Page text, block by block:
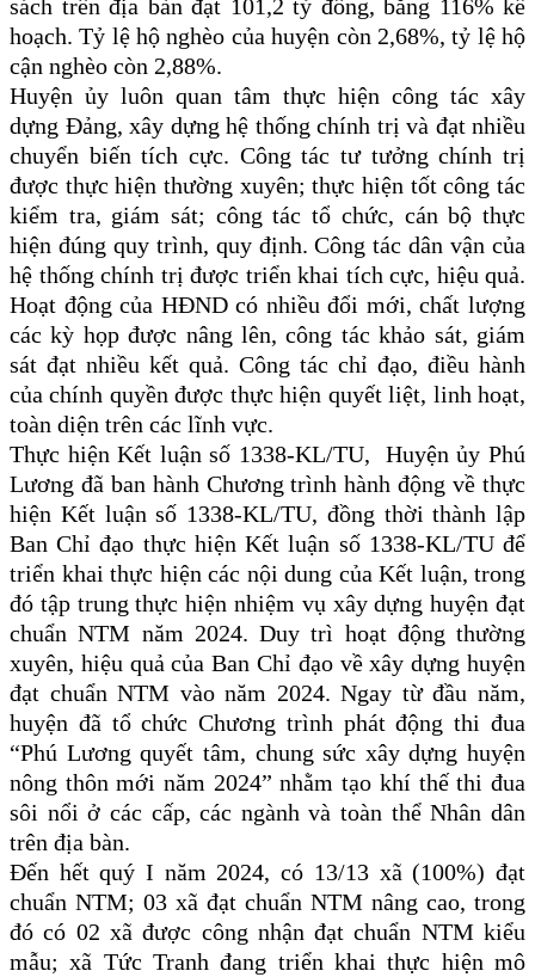
sách trên địa bàn đạt 101,2 tỷ đồng, bằng 116% kế
hoạch. Tỷ lệ hộ nghèo của huyện còn 2,68%, tỷ lệ hộ
cận nghèo còn 2,88%.
Huyện ủy luôn quan tâm thực hiện công tác xây
dựng Đảng, xây dựng hệ thống chính trị và đạt nhiều
chuyển biến tích cực. Công tác tư tưởng chính trị
được thực hiện thường xuyên; thực hiện tốt công tác
kiểm tra, giám sát; công tác tổ chức, cán bộ thực
hiện đúng quy trình, quy định. Công tác dân vận của
hệ thống chính trị được triển khai tích cực, hiệu quả.
Hoạt động của HĐND có nhiều đổi mới, chất lượng
các kỳ họp được nâng lên, công tác khảo sát, giám
sát đạt nhiều kết quả. Công tác chỉ đạo, điều hành
của chính quyền được thực hiện quyết liệt, linh hoạt,
toàn diện trên các lĩnh vực.
Thực hiện Kết luận số 1338-KL/TU, Huyện ủy Phú
Lương đã ban hành Chương trình hành động về thực
hiện Kết luận số 1338-KL/TU, đồng thời thành lập
Ban Chỉ đạo thực hiện Kết luận số 1338-KL/TU để
triển khai thực hiện các nội dung của Kết luận, trong
đó tập trung thực hiện nhiệm vụ xây dựng huyện đạt
chuẩn NTM năm 2024. Duy trì hoạt động thường
xuyên, hiệu quả của Ban Chỉ đạo về xây dựng huyện
đạt chuẩn NTM vào năm 2024. Ngay từ đầu năm,
huyện đã tổ chức Chương trình phát động thi đua
“Phú Lương quyết tâm, chung sức xây dựng huyện
nông thôn mới năm 2024” nhằm tạo khí thế thi đua
sôi nổi ở các cấp, các ngành và toàn thể Nhân dân
trên địa bàn.
Đến hết quý I năm 2024, có 13/13 xã (100%) đạt
chuẩn NTM; 03 xã đạt chuẩn NTM nâng cao, trong
đó có 02 xã được công nhận đạt chuẩn NTM kiểu
mẫu; xã Tức Tranh đang triển khai thực hiện mô